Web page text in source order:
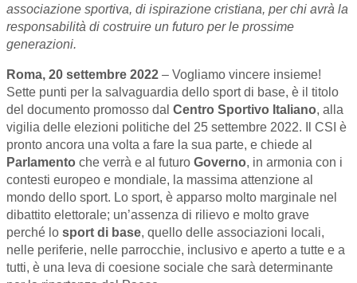
associazione sportiva, di ispirazione cristiana, per chi avrà la
responsabilità di costruire un futuro per le prossime
generazioni.
Roma, 20 settembre 2022 – Vogliamo vincere insieme!
Sette punti per la salvaguardia dello sport di base, è il titolo
del documento promosso dal Centro Sportivo Italiano, alla
vigilia delle elezioni politiche del 25 settembre 2022. Il CSI è
pronto ancora una volta a fare la sua parte, e chiede al
Parlamento che verrà e al futuro Governo, in armonia con i
contesti europeo e mondiale, la massima attenzione al
mondo dello sport. Lo sport, è apparso molto marginale nel
dibattito elettorale; un’assenza di rilievo e molto grave
perché lo sport di base, quello delle associazioni locali,
nelle periferie, nelle parrocchie, inclusivo e aperto a tutte e a
tutti, è una leva di coesione sociale che sarà determinante